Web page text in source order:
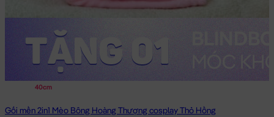
40cm
Gối mền 2in1 Mèo Bông Hoàng Thượng cosplay Thỏ Hồng